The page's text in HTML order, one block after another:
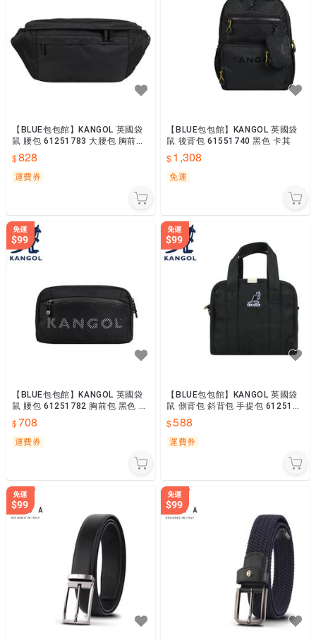
【BLUE包包館】KANGOL 英國袋
鼠 腰包 61251783 大腰包 胸前包
黑色 卡其
828
運費券
【BLUE包包館】KANGOL 英國袋
鼠 後背包 61551740 黑色 卡其
1,308
免運
【BLUE包包館】KANGOL 英國袋
鼠 腰包 61251782 胸前包 黑色 黃
色 綠色
708
運費券
【BLUE包包館】KANGOL 英國袋
鼠 側背包 斜背包 手提包 6125171
5 黑色 米色 藍色
588
運費券